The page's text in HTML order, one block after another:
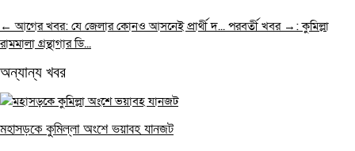
← আগের খবর: যে জেলার কোনও আসনেই প্রার্থী দ... পরবর্তী খবর →: কুমিল্লা
রামমালা গ্রন্থাগার ডি...
অন্যান্য খবর
মহাসড়কে কুমিল্লা অংশে ভয়াবহ যানজট